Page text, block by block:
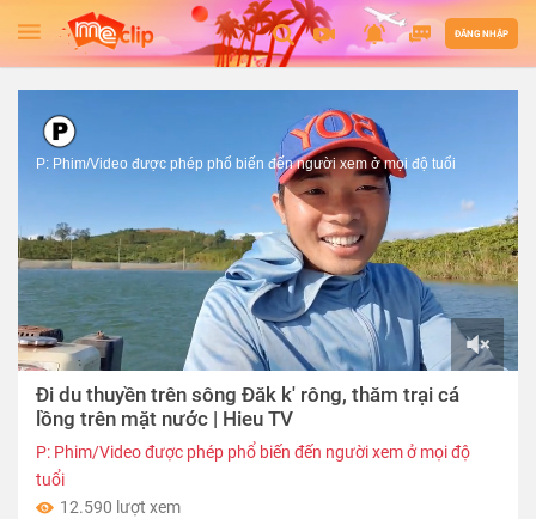
ĐĂNG NHẬP
13:25
P: Phim/Video được phép phổ biến đến người xem ở mọi độ tuổi
Đi du thuyền trên sông Đăk k' rông, thăm trại cá
lồng trên mặt nước | Hieu TV
P: Phim/Video được phép phổ biến đến người xem ở mọi độ
tuổi
12.590 lượt xem